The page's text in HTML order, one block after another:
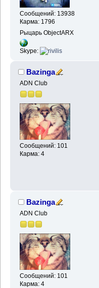
Сообщений: 13938
Карма: 1796
Рыцарь ObjectARX
Skype:
Bazinga
ADN Club
Сообщений: 101
Карма: 4
Bazinga
ADN Club
Сообщений: 101
Карма: 4